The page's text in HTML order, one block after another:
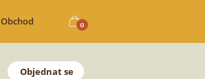
Obchod 0
Objednat se